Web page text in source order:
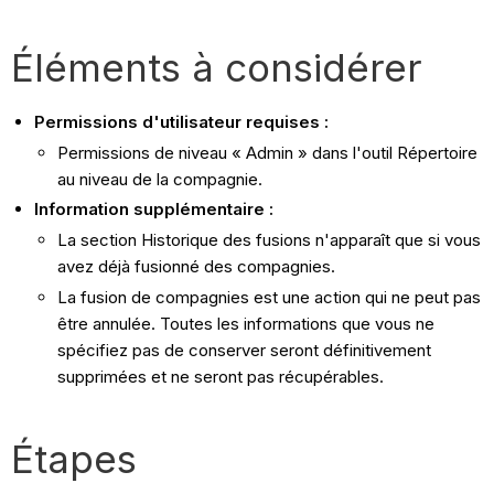
Éléments à considérer
Permissions d'utilisateur requises :
Permissions de niveau « Admin » dans l'outil Répertoire
au niveau de la compagnie.
Information supplémentaire :
La section Historique des fusions n'apparaît que si vous
avez déjà fusionné des compagnies.
La fusion de compagnies est une action qui ne peut pas
être annulée. Toutes les informations que vous ne
spécifiez pas de conserver seront définitivement
supprimées et ne seront pas récupérables.
Étapes